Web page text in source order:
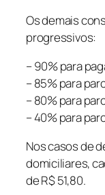
Os demais
progressivos:
– 90% para
– 85% para
– 80% para
– 40% para
Nos casos de
domiciliares,
de R$ 51,80.